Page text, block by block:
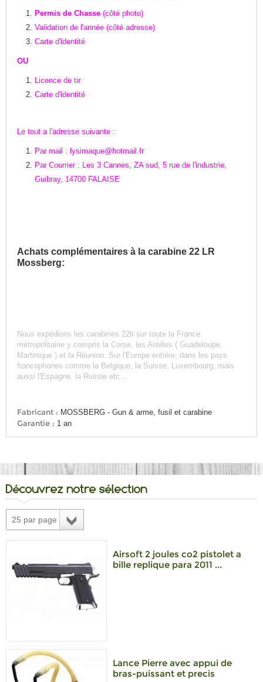
Permis de Chasse (côté photo)
Validation de l'année (côté adresse)
Carte d'identité
OU
Licence de tir
Carte d'identité
Le tout a l'adresse suivante :
Par mail : lysimaque@hotmail.fr
Par Courrier : Les 3 Cannes, ZA sud, 5 rue de l'industrie,
Guibray, 14700 FALAISE
Achats complémentaires à la carabine 22 LR
Mossberg:
Nous expédions les carabines 22lr sur toute la France
métropolitaine y compris la Corse, les Antilles ( Guadeloupe,
Martinique ) et la Réunion. Sur l'Europe entière, dans les pays
francophones comme la Belgique, la Suisse, Luxembourg; mais
aussi l'Espagne, la Russie etc...
Fabricant : MOSSBERG - Gun & arme, fusil et carabine
Garantie : 1 an
Découvrez notre sélection
25 par page
Airsoft 2 joules co2 pistolet a
bille replique para 2011 ...
Lance Pierre avec appui de
bras-puissant et precis